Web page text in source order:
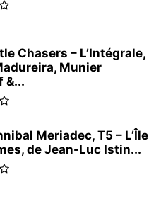
Chasers – L’Intégrale,
Munier
&...
Meriadec, T5 – L’Île
de Jean-Luc Istin...